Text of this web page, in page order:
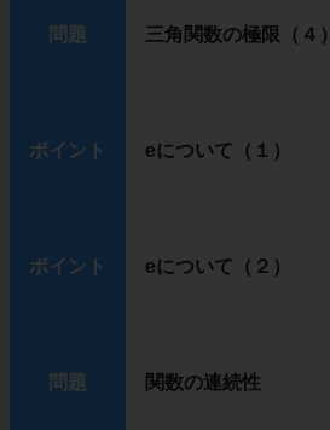
問題 三角関数の極限（４）
ポイント eについて（１）
ポイント eについて（２）
問題 関数の連続性